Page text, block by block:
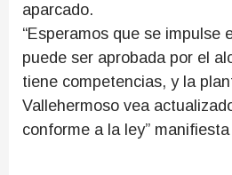
aparcado.
“Esperamos que se impulse
puede ser aprobada por el
tiene competencias, y la
Vallehermoso vea
conforme a la ley”